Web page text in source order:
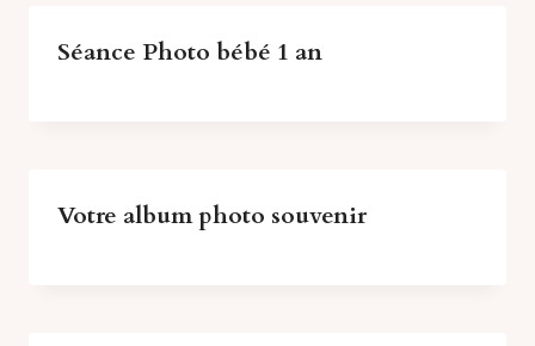
Séance Photo bébé 1 an
Votre album photo souvenir